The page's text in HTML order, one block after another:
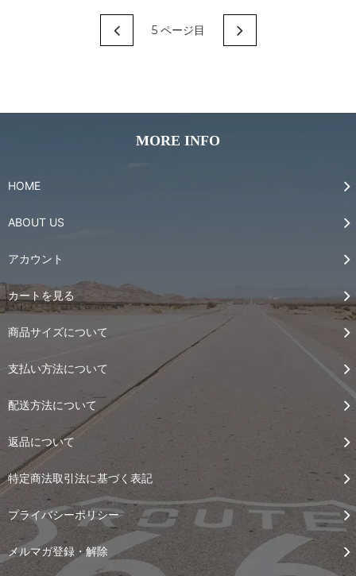
5 ページ目
MORE INFO
HOME
ABOUT US
アカウント
カートを見る
商品サイズについて
支払い方法について
配送方法について
返品について
特定商法取引法に基づく表記
プライバシーポリシー
メルマガ登録・解除